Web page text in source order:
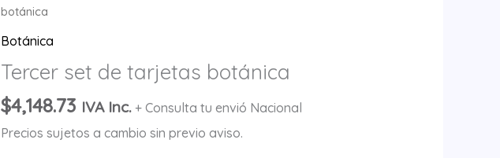
botánica
Botánica
Tercer set de tarjetas botánica
$4,148.73 IVA Inc. + Consulta tu envió Nacional
Precios sujetos a cambio sin previo aviso.
set
de
botánica
cantidad